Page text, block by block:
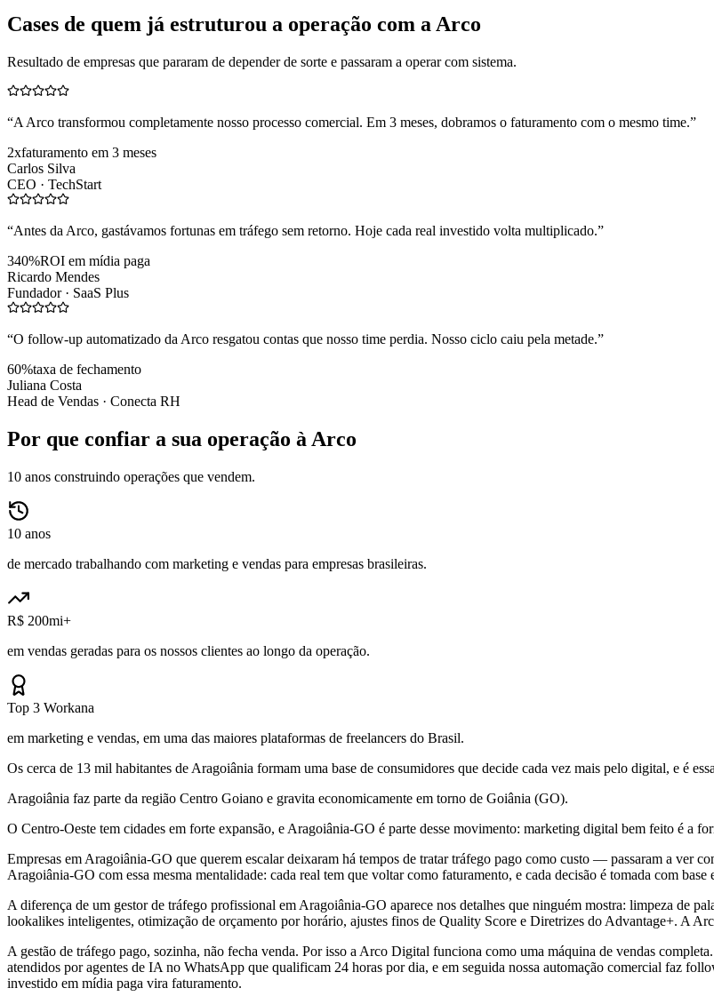
Cases de quem já estruturou a operação com a Arco
Resultado de empresas que pararam de depender de sorte e passaram a operar com sistema.
“A Arco transformou completamente nosso processo comercial. Em 3 meses, dobramos o faturamento com o mesmo time.”
2xfaturamento em 3 meses
Carlos Silva
CEO · TechStart
“Antes da Arco, gastávamos fortunas em tráfego sem retorno. Hoje cada real investido volta multiplicado.”
340%ROI em mídia paga
Ricardo Mendes
Fundador · SaaS Plus
“O follow-up automatizado da Arco resgatou contas que nosso time perdia. Nosso ciclo caiu pela metade.”
60%taxa de fechamento
Juliana Costa
Head de Vendas · Conecta RH
Por que confiar a sua operação à Arco
10 anos construindo operações que vendem.
10 anos
de mercado trabalhando com marketing e vendas para empresas brasileiras.
R$ 200mi+
em vendas geradas para os nossos clientes ao longo da operação.
Top 3 Workana
em marketing e vendas, em uma das maiores plataformas de freelancers do Brasil.
Os cerca de 13 mil habitantes de Aragoiânia formam uma base de consumidores que decide cada vez mais pelo digital, e é
Aragoiânia faz parte da região Centro Goiano e gravita economicamente em torno de Goiânia (GO).
O Centro-Oeste tem cidades em forte expansão, e Aragoiânia-GO é parte desse movimento: marketing digital bem feito é a
Empresas em Aragoiânia-GO que querem escalar deixaram há tempos de tratar tráfego pago como custo — passaram a ver
Aragoiânia-GO com essa mesma mentalidade: cada real tem que voltar como faturamento, e cada decisão é tomada com base
A diferença de um gestor de tráfego profissional em Aragoiânia-GO aparece nos detalhes que ninguém mostra: limpeza de
lookalikes inteligentes, otimização de orçamento por horário, ajustes finos de Quality Score e Diretrizes do Advantage+. A
A gestão de tráfego pago, sozinha, não fecha venda. Por isso a Arco Digital funciona como uma máquina de vendas
atendidos por agentes de IA no WhatsApp que qualificam 24 horas por dia, e em seguida nossa automação comercial faz
investido em mídia paga vira faturamento.